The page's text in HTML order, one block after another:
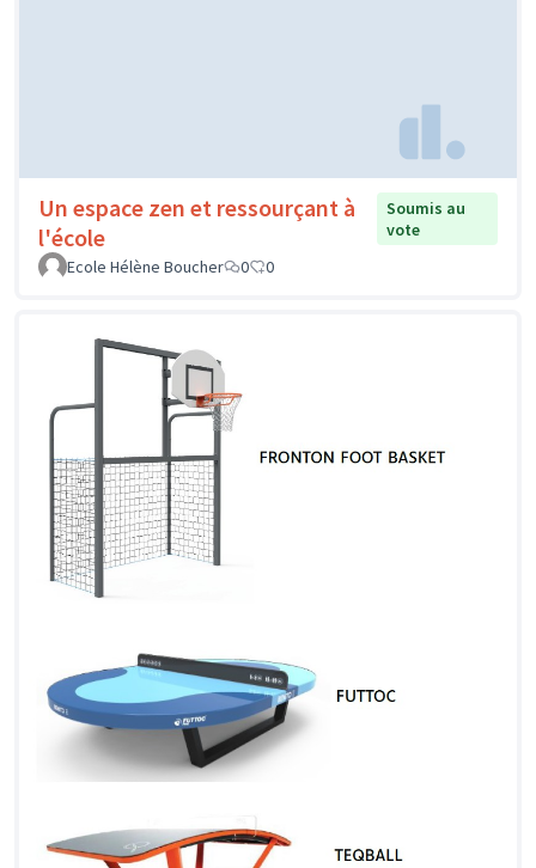
Un espace zen et ressourçant à
l'école
Soumis au
vote
Ecole Hélène Boucher
0 0